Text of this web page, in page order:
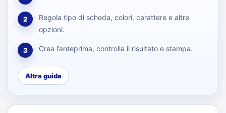
2
Regola tipo di scheda, colori, carattere e altre
opzioni.
3 Crea l’anteprima, controlla il risultato e stampa.
Altra guida